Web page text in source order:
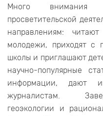
Много
просветительской
направлениям:
молодежи, приходят с
школы и приглашают
научно-популярные
информации, дают
журналистам.
геоэкологии и